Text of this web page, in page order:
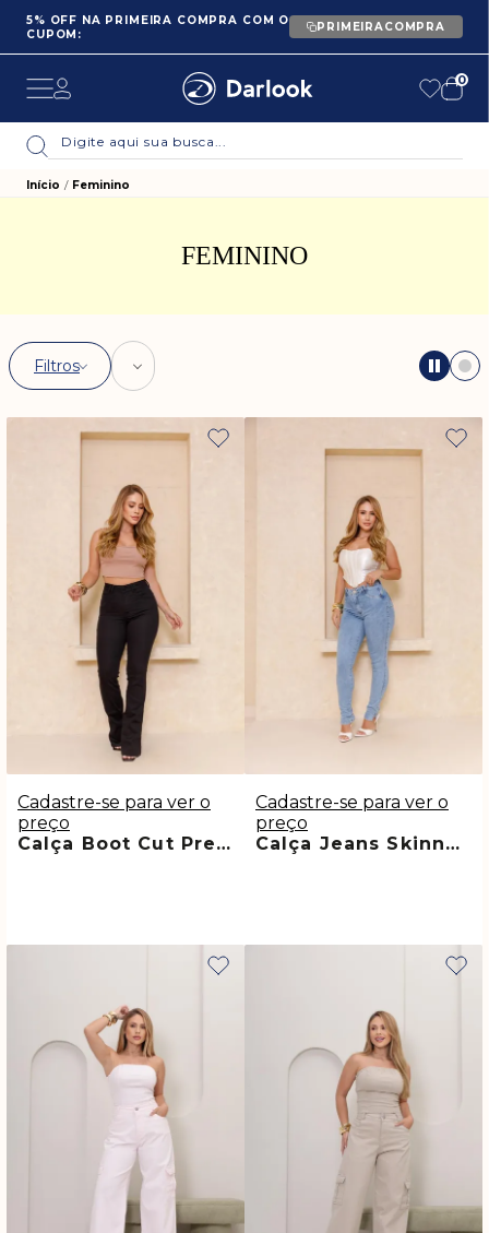
5% OFF NA PRIMEIRA COMPRA COM O
CUPOM:
PRIMEIRACOMPRA
0
Início Feminino
FEMININO
Filtros
Calça Boot Cut Preta de Sarja Premim que Não Desbota Antonia
Cadastre-se para ver o
preço
Calça Jeans Skinny Snow com Abertura na Barra Martha
Cadastre-se para ver o
preço